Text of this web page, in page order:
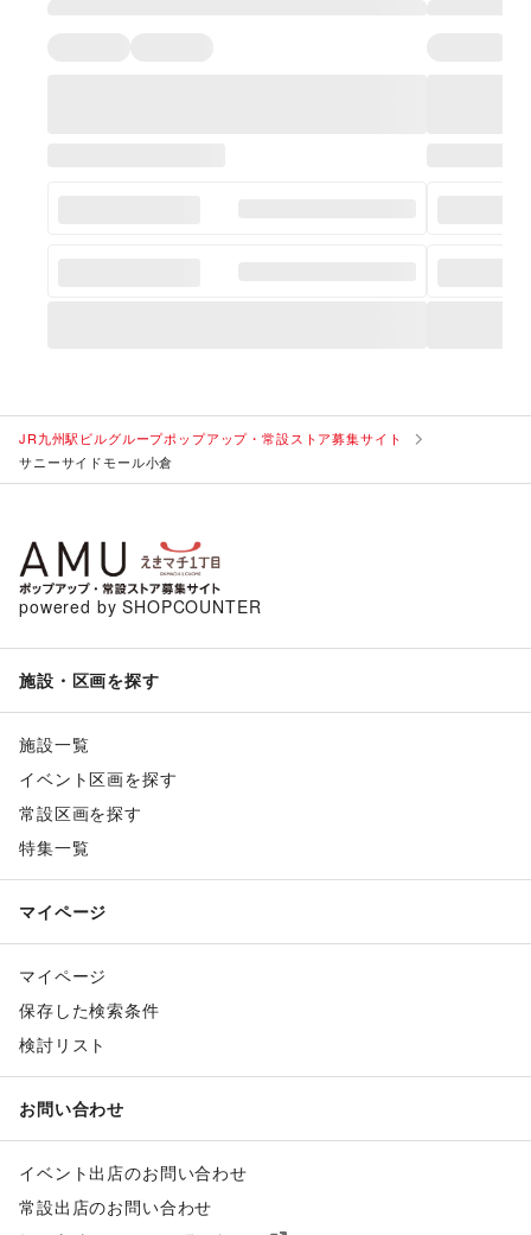
JR九州駅ビルグループポップアップ・常設ストア募集サイト
サニーサイドモール小倉
powered by SHOPCOUNTER
施設・区画を探す
施設一覧
イベント区画を探す
常設区画を探す
特集一覧
マイページ
マイページ
保存した検索条件
検討リスト
お問い合わせ
イベント出店のお問い合わせ
常設出店のお問い合わせ